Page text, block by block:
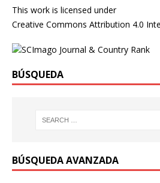
This work is licensed under
Creative Commons Attribution 4.0
BÚSQUEDA
BÚSQUEDA AVANZADA